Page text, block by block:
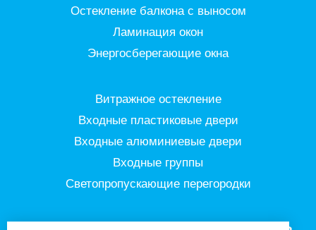
Остекление балкона с выносом
Ламинация окон
Энергосберегающие окна
Витражное остекление
Входные пластиковые двери
Входные алюминиевые двери
Входные группы
Светопропускающие перегородки